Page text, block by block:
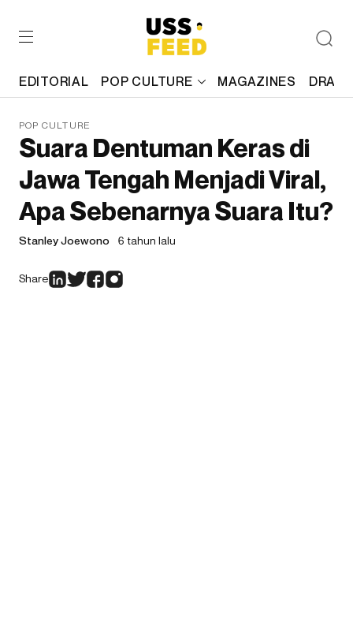
EDITORIAL POP CULTURE MAGAZINES
POP CULTURE
Suara Dentuman Keras di
Jawa Tengah Menjadi Viral,
Apa Sebenarnya Suara Itu?
Stanley Joewono 6 tahun lalu
Share